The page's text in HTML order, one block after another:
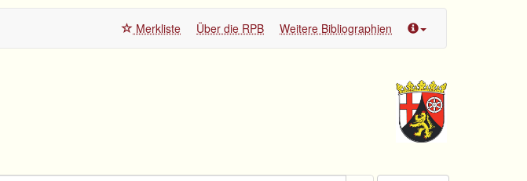
Merkliste Über die RPB Weitere Bibliographien